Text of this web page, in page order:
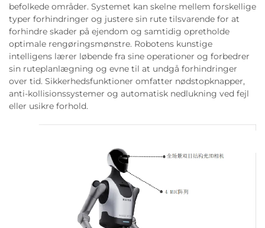
befolkede områder. Systemet kan skelne mellem forskellige
typer forhindringer og justere sin rute tilsvarende for at
forhindre skader på ejendom og samtidig opretholde
optimale rengøringsmønstre. Robotens kunstige
intelligens lærer løbende fra sine operationer og forbedrer
sin ruteplanlægning og evne til at undgå forhindringer
over tid. Sikkerhedsfunktioner omfatter nødstopknapper,
anti-kollisionssystemer og automatisk nedlukning ved fejl
eller usikre forhold.